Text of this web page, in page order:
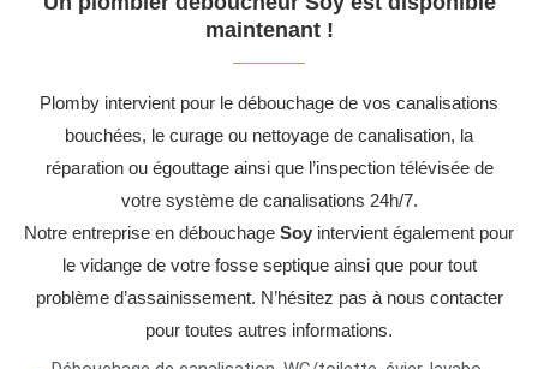
maintenant !
Plomby intervient pour le débouchage de vos canalisations
bouchées, le curage ou nettoyage de canalisation, la
réparation ou égouttage ainsi que l’inspection télévisée de
votre système de canalisations 24h/7.
Notre entreprise en débouchage Soy intervient également pour
le vidange de votre fosse septique ainsi que pour tout
problème d’assainissement. N’hésitez pas à nous contacter
pour toutes autres informations.